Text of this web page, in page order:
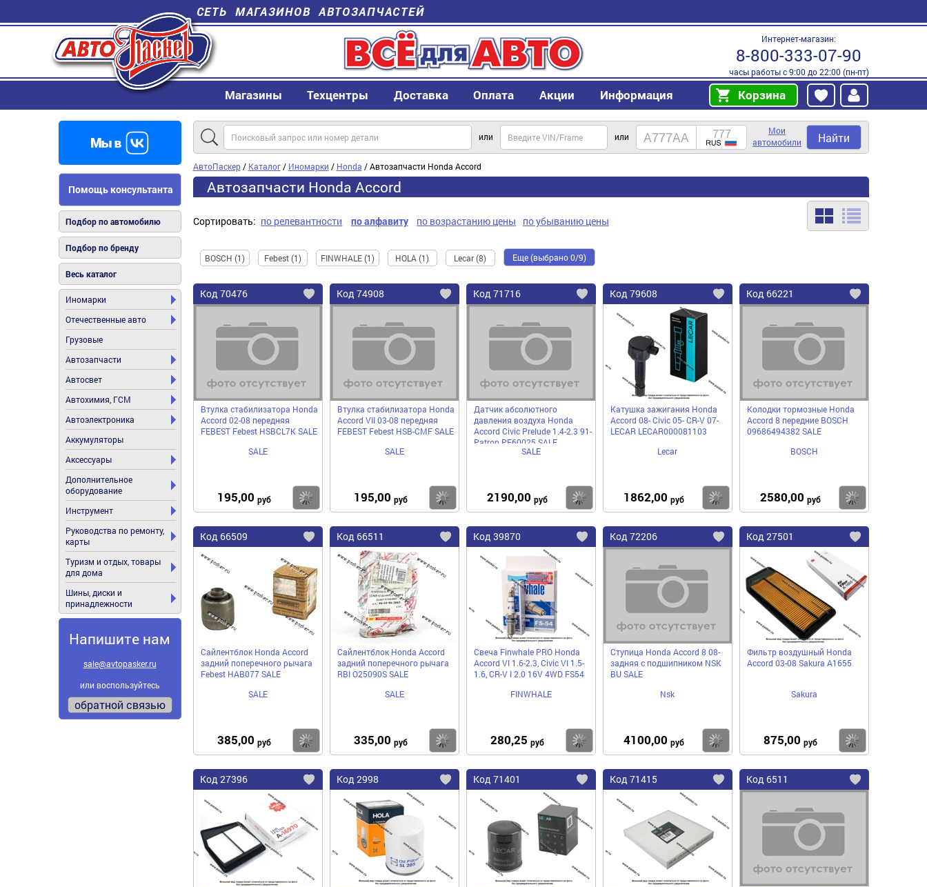
СЕТЬ МАГАЗИНОВ АВТОЗАПЧАСТЕЙ
Интернет-магазин:
8-800-333-07-90
часы работы с 9:00 до 22:00 (пн-пт)
Магазины Техцентры Доставка Оплата Акции Информация Корзина
Помощь консультанта
Подбор по автомобилю
Подбор по бренду
Весь каталог
Иномарки
Отечественные авто
Грузовые
Автозапчасти
Автосвет
Автохимия, ГСМ
Автоэлектроника
Аккумуляторы
Аксессуары
Дополнительное
оборудование
Инструмент
Руководства по ремонту,
карты
Туризм и отдых, товары
для дома
Шины, диски и
принадлежности
Напишите нам
sale@avtopasker.ru
или воспользуйтесь
обратной связью
или или
Мои
автомобили
Найти
АвтоПаскер/ Каталог/ Иномарки / Honda / Автозапчасти Honda Accord
Автозапчасти Honda Accord
Сортировать: по релевантности по алфавиту по возрастанию цены по убыванию цены
BOSCH (1) Febest (1) FINWHALE (1) HOLA (1) Lecar (8) Еще (выбрано 0/9)
Код 70476
Добавить
избранное
Втулка стабилизатора Honda
Accord 02-08 передняя
FEBEST Febest HSBCL7K SALE
SALE
195,00 руб Купить
Код 74908
Добавить
избранное
Втулка стабилизатора Honda
Accord VII 03-08 передняя
FEBEST Febest HSB-CMF SALE
SALE
195,00 руб Купить
Код 71716
Добавить
избранное
Датчик абсолютного
давления воздуха Honda
Accord Civic Prelude 1.4-2.3 91-
Patron PE60025 SALE
SALE
2190,00 руб Купить
Код 79608
Добавить
избранное
Катушка зажигания Honda
Accord 08- Civic 05- CR-V 07-
LECAR LECAR000081103
Lecar
1862,00 руб Купить
Код 66221
Колодки тормозные Honda
Accord 8 передние BOSCH
09686494382 SALE
BOSCH
2580,00 руб
Код 66509
Добавить
избранное
Сайлентблок Honda Accord
задний поперечного рычага
Febest HAB077 SALE
SALE
385,00 руб Купить
Код 66511
Добавить
избранное
Сайлентблок Honda Accord
задний поперечного рычага
RBI O25090S SALE
SALE
335,00 руб Купить
Код 39870
Добавить
избранное
Свеча Finwhale PRO Honda
Accord VI 1.6-2.3, Civic VI 1.5-
1.6, CR-V I 2.0 16V 4WD FS54
FINWHALE
280,25 руб Купить
Код 72206
Добавить
избранное
Ступица Honda Accord 8 08-
задняя с подшипником NSK
BU SALE
Nsk
4100,00 руб Купить
Код 27501
избранное
Фильтр воздушный Honda
Accord 03-08 Sakura A1655
Sakura
875,00 руб
Код 27396
Добавить
избранное
Код 2998
Добавить
избранное
Код 71401
Добавить
избранное
Код 71415
Добавить
избранное
Код 6511